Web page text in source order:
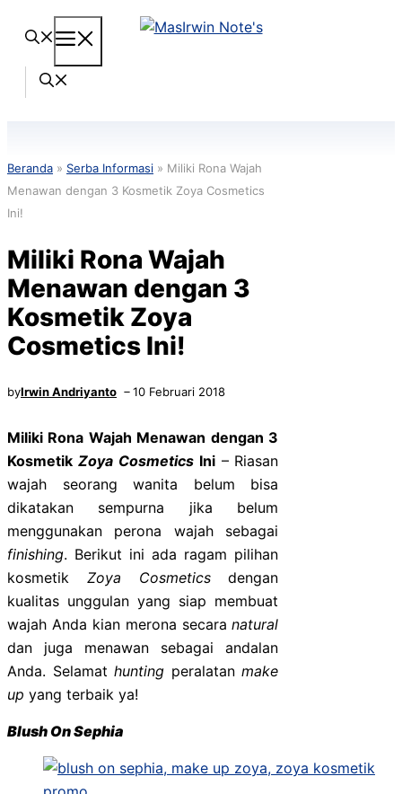
Langsung
Beranda » Serba Informasi » Miliki Rona Wajah
Menawan dengan 3 Kosmetik Zoya Cosmetics
Ini!
Miliki Rona Wajah
Menawan dengan 3
Kosmetik Zoya
Cosmetics Ini!
byIrwin Andriyanto 10 Februari 2018
Miliki Rona Wajah Menawan dengan 3
Kosmetik Zoya CosmeticsIni– Riasan
wajah seorang wanita belum bisa
dikatakan sempurna jika belum
menggunakan perona wajah sebagai
finishing. Berikut ini ada ragam pilihan
kosmetik Zoya Cosmeticsdengan
kualitas unggulan yang siap membuat
wajah Anda kian merona secaranatural
dan juga menawan sebagai andalan
Anda. Selamathunting peralatanmake
up yang terbaik ya!
Blush On Sephia